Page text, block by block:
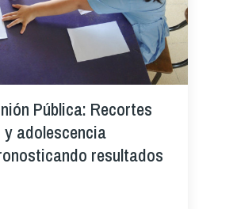
Pública: Recortes
y adolescencia
resultados